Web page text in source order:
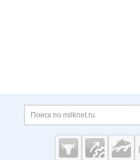
Дополнительная
Cсылки на